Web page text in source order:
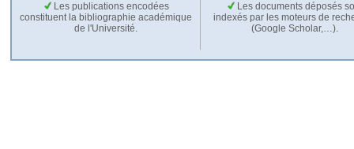
Les publications encodées
constituent la bibliographie académique
de l'Université.
Les documents déposés
indexés par les moteurs de
(Google Scholar,…).